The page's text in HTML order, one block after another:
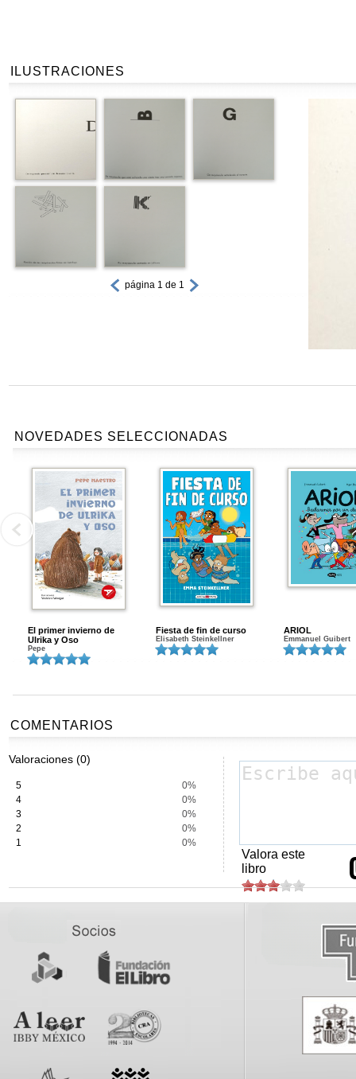
ILUSTRACIONES
página 1 de 1
NOVEDADES SELECCIONADAS
El primer invierno de
Ulrika y Oso
Pepe
Fiesta de fin de curso
Elisabeth Steinkellner
ARIOL
Emmanuel Guibert
COMENTARIOS
Valoraciones (0)
5
0%
4
0%
3
0%
2
0%
1
0%
Valora este
libro